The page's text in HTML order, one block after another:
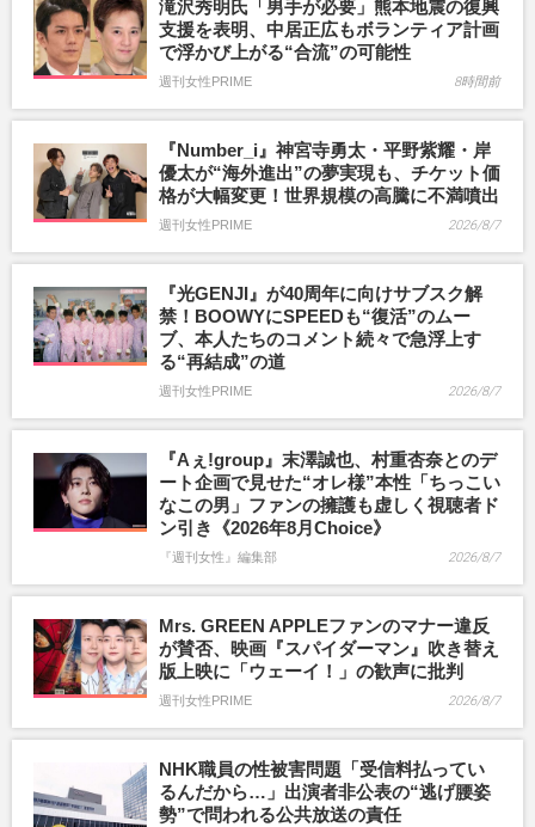
滝沢秀明氏「男手が必要」熊本地震の復興
支援を表明、中居正広もボランティア計画
で浮かび上がる“合流”の可能性
週刊女性PRIME 8時間前
『Number_i』神宮寺勇太・平野紫耀・岸
優太が“海外進出”の夢実現も、チケット価
格が大幅変更！世界規模の高騰に不満噴出
週刊女性PRIME 2026/8/7
『光GENJI』が40周年に向けサブスク解
禁！BOOWYにSPEEDも“復活”のムー
ブ、本人たちのコメント続々で急浮上す
る“再結成”の道
週刊女性PRIME 2026/8/7
『Aぇ!group』末澤誠也、村重杏奈とのデ
ート企画で見せた“オレ様”本性「ちっこい
なこの男」ファンの擁護も虚しく視聴者ド
ン引き《2026年8月Choice》
『週刊女性』編集部 2026/8/7
Mrs. GREEN APPLEファンのマナー違反
が賛否、映画『スパイダーマン』吹き替え
版上映に「ウェーイ！」の歓声に批判
週刊女性PRIME 2026/8/7
NHK職員の性被害問題「受信料払ってい
るんだから…」出演者非公表の“逃げ腰姿
勢”で問われる公共放送の責任